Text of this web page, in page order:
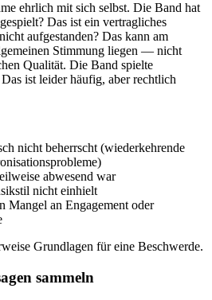
ehrlich mit sich selbst. Die Band hat
Das ist ein vertragliches
aufgestanden? Das kann am
Stimmung liegen — nicht
Qualität. Die Band spielte
ist leider häufig, aber rechtlich
nicht beherrscht (wiederkehrende
abwesend war
nicht einhielt
Mangel an Engagement oder
Grundlagen für eine Beschwerde.
sammeln